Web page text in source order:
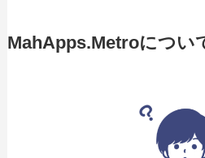
MahApps.Metroについ